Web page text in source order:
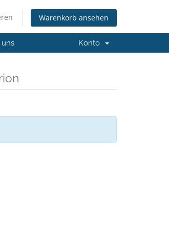
Warenkorb ansehen
Konto